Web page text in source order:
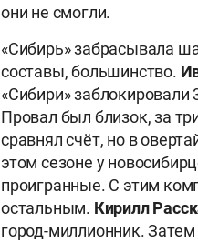
они не смогли.
«Сибирь» забрасывала
составы, большинство.
«Сибири» заблокировали
Провал был близок, за
сравнял счёт, но в
этом сезоне у
проигранные. С этим
остальным. Кирилл
город-миллионник.